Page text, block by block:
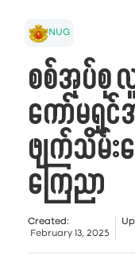
NUG
စစ်အုပ်စု
ကော်မရှ
ဖျက်သိမ်းက
ကြေညာ
Created:
February 13, 2025